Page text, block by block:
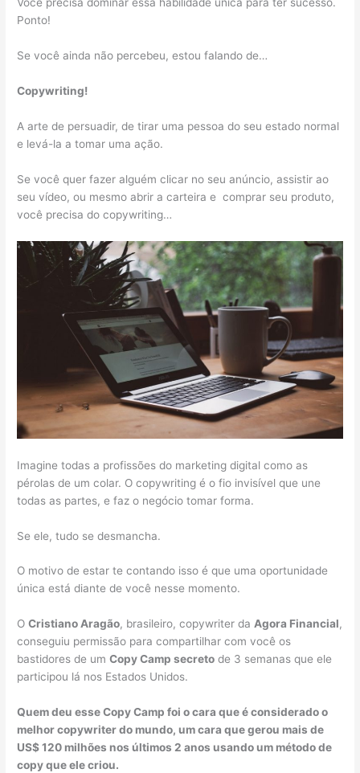
Ponto!
Se você ainda não percebeu, estou falando de…
Copywriting!
A arte de persuadir, de tirar uma pessoa do seu estado normal
e levá-la a tomar uma ação.
Se você quer fazer alguém clicar no seu anúncio, assistir ao
seu vídeo, ou mesmo abrir a carteira e comprar seu produto,
você precisa do copywriting…
Imagine todas a profissões do marketing digital como as
pérolas de um colar. O copywriting é o fio invisível que une
todas as partes, e faz o negócio tomar forma.
Se ele, tudo se desmancha.
O motivo de estar te contando isso é que uma oportunidade
única está diante de você nesse momento.
OCristiano Aragão, brasileiro, copywriter daAgora Financial,
conseguiu permissão para compartilhar com você os
bastidores de umCopy Camp secreto de 3 semanas que ele
participou lá nos Estados Unidos.
Quem deu esse Copy Camp foi o cara que é considerado o
melhor copywriter do mundo, um cara que gerou mais de
US$ 120 milhões nos últimos 2 anos usando um método de
copy que ele criou.